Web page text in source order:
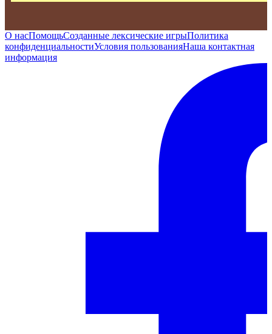
О насПомощьСозданные лексические игрыПолитика
конфиденциальностиУсловия пользованияНаша контактная
информация